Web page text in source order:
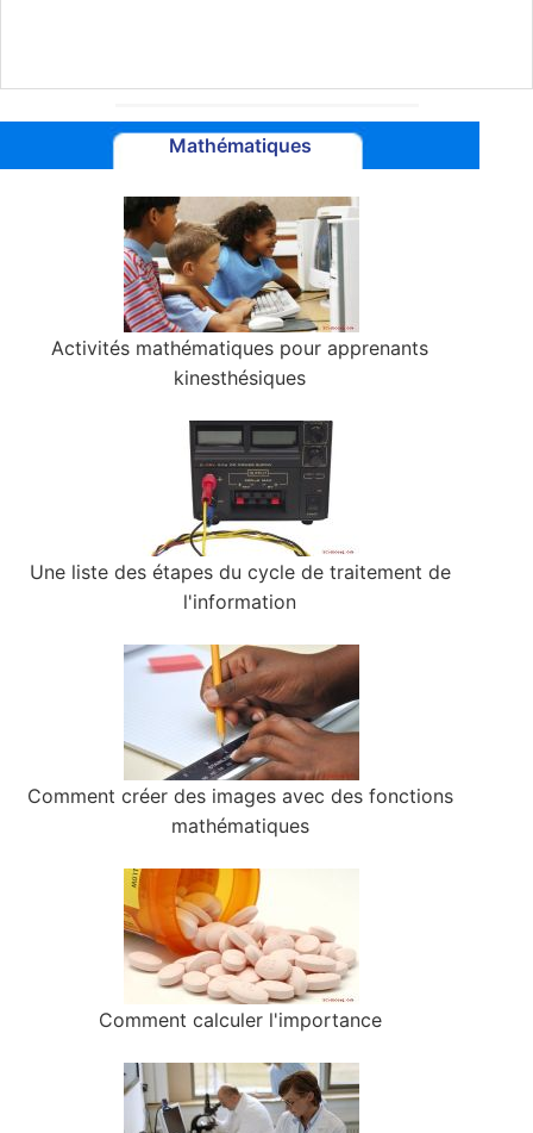
Mathématiques
Activités mathématiques pour apprenants
kinesthésiques
Une liste des étapes du cycle de traitement de
l'information
Comment créer des images avec des fonctions
mathématiques
Comment calculer l'importance